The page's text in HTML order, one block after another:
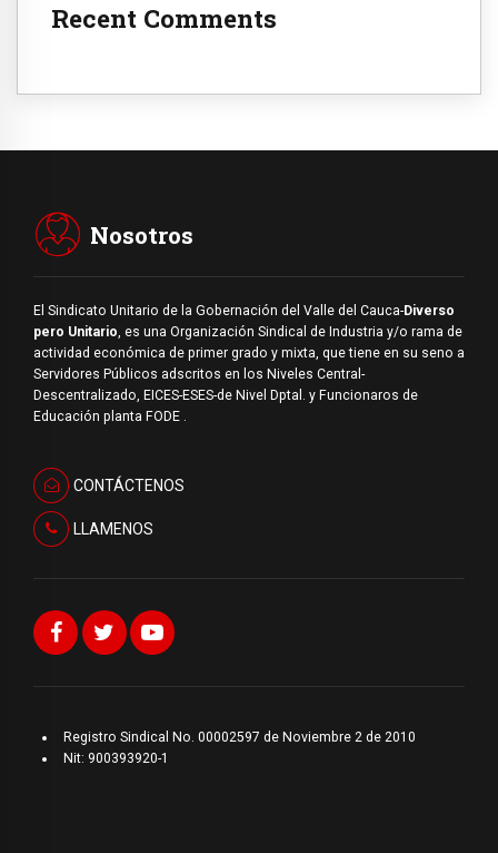
Recent Comments
Nosotros
El Sindicato Unitario de la Gobernación del Valle del Cauca-Diverso
pero Unitario, es una Organización Sindical de Industria y/o rama de
actividad económica de primer grado y mixta, que tiene en su seno a
Servidores Públicos adscritos en los Niveles Central-
Descentralizado, EICES-ESES-de Nivel Dptal. y Funcionaros de
Educación planta FODE .
CONTÁCTENOS
LLAMENOS
Registro Sindical No. 00002597 de Noviembre 2 de 2010
Nit: 900393920-1